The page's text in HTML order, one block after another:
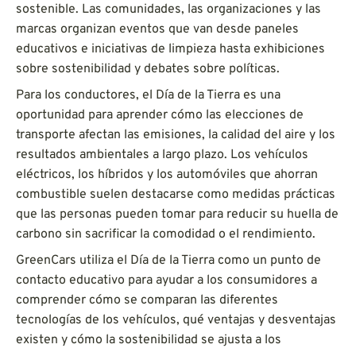
sostenible. Las comunidades, las organizaciones y las
marcas organizan eventos que van desde paneles
educativos e iniciativas de limpieza hasta exhibiciones
sobre sostenibilidad y debates sobre políticas.
Para los conductores, el Día de la Tierra es una
oportunidad para aprender cómo las elecciones de
transporte afectan las emisiones, la calidad del aire y los
resultados ambientales a largo plazo. Los vehículos
eléctricos, los híbridos y los automóviles que ahorran
combustible suelen destacarse como medidas prácticas
que las personas pueden tomar para reducir su huella de
carbono sin sacrificar la comodidad o el rendimiento.
GreenCars utiliza el Día de la Tierra como un punto de
contacto educativo para ayudar a los consumidores a
comprender cómo se comparan las diferentes
tecnologías de los vehículos, qué ventajas y desventajas
existen y cómo la sostenibilidad se ajusta a los